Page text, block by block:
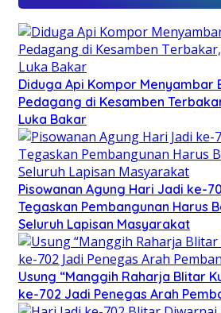
Diduga Api Kompor Menyambar
Pedagang di Kesamben
Luka Bakar
Pisowanan Agung Hari Jadi ke-
Tegaskan Pembangunan Harus
Seluruh Lapisan Masyarakat
Usung “Manggih Raharja Blitar
ke-702 Jadi Penegas Arah